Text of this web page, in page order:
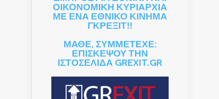
ΟΙΚΟΝΟΜΙΚΗ ΚΥΡΙΑΡΧΙΑ
ΜΕ ΕΝΑ ΕΘΝΙΚΟ ΚΙΝΗΜΑ
ΓΚΡΕΞΙΤ!!
ΜΑΘΕ, ΣΥΜΜΕΤΕΧΕ:
ΕΠΙΣΚΕΨΟΥ ΤΗΝ
ΙΣΤΟΣΕΛΙΔΑ GREXIT.GR